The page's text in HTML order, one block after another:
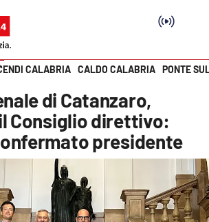
CALABRIA CALDO CALABRIA PONTE
di Catanzaro,
Consiglio direttivo:
presidente